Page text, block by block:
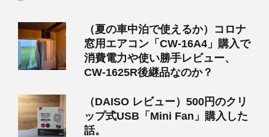
（夏の車中泊で使えるか）コロナ
窓用エアコン「CW-16A4」購入で
消費電力や使い勝手レビュー、
CW-1625R後継品なのか？
（DAISO レビュー）500円のクリ
ップ式USB「Mini Fan」購入した
話。